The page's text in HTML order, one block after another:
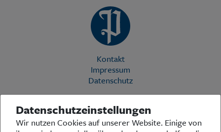
Kontakt
Impressum
Datenschutz
Die Preußische Allgemeine Zeitung (PAZ) ist eine einzigartige Stimme
in der deutschen Medienlandschaft. Woche für Woche berichtet sie
Datenschutzeinstellungen
Wir nutzen Cookies auf unserer Website. Einige von